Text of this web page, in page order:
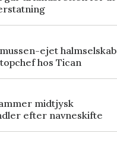
ejet halmselskab
hos Tican
midtjysk
efter navneskifte